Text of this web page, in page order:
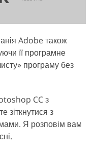
Adobe також
її програмне
програму без
CC з
зіткнутися з
Я розповім вам